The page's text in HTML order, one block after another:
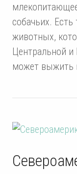
собачьих.
животных,
Центральной
может выжить